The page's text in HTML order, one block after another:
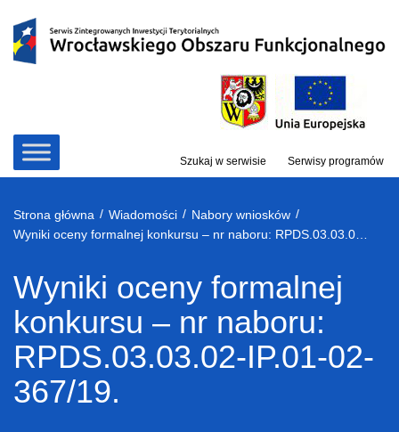
treści
Szukaj w serwisie Serwisy programów
Strona główna / Wiadomości / Nabory wniosków /
Wyniki oceny formalnej
konkursu – nr naboru:
RPDS.03.03.02-IP.01-02-
367/19.